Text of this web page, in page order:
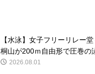
【水泳】女子フリーリレー
桐山が200ｍ自由形で圧巻の
2026.08.01